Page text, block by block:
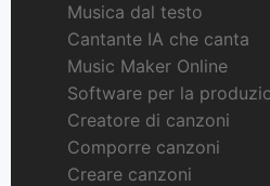
Musica dal testo
Cantante IA che canta
Music Maker Online
Software per la
Creatore di canzoni
Comporre canzoni
Creare canzoni